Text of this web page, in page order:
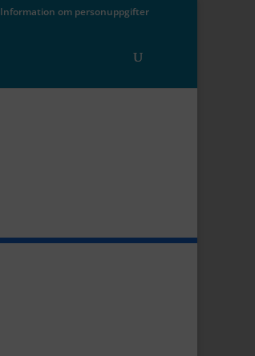
Information om personuppgifter